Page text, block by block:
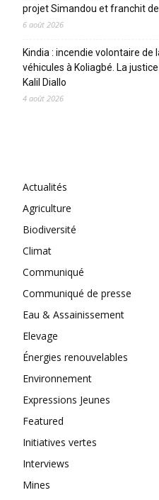
projet Simandou et franchit
6 août 2026
Kindia : incendie volontaire de
véhicules à Koliagbé. La
Kalil Diallo
4 août 2026
Actualités
Agriculture
Biodiversité
Climat
Communiqué
Communiqué de presse
Eau & Assainissement
Elevage
Énergies renouvelables
Environnement
Expressions Jeunes
Featured
Initiatives vertes
Interviews
Mines